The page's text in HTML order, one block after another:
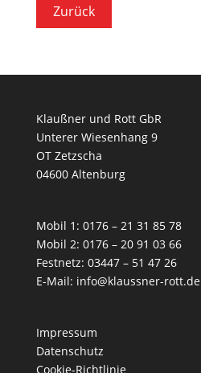
Klaußner und Rott GbR
Unterer Wiesenhang 9
OT Zetzscha
04600 Altenburg
Mobil 1: 0176 – 21 31 85 78
Mobil 2: 0176 – 20 91 03 66
Festnetz: 03447 – 51 47 26
E-Mail: info@klaussner-rott.de
Impressum
Datenschutz
Cookie-Richtlinie